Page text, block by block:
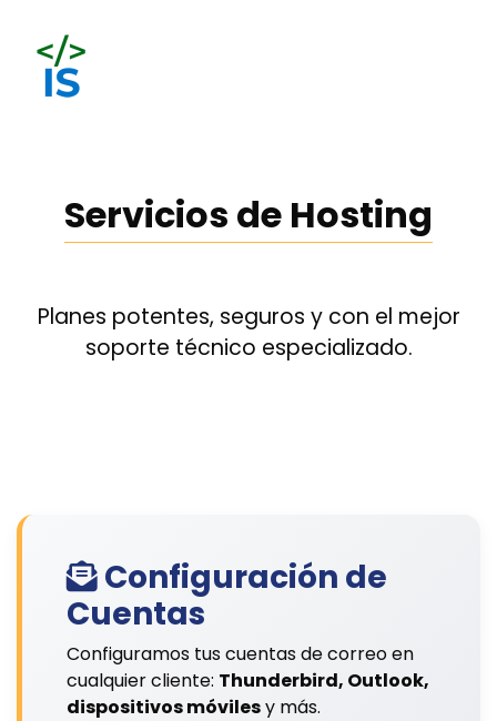
Servicios de Hosting
Planes potentes, seguros y con el mejor
soporte técnico especializado.
Configuración de
Cuentas
Configuramos tus cuentas de correo en
cualquier cliente: Thunderbird, Outlook,
dispositivos móvilesy más.